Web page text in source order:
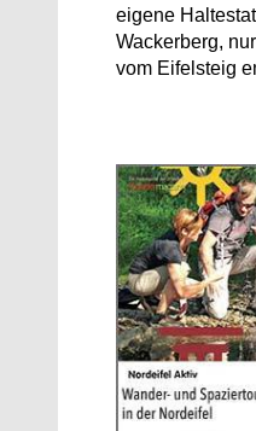
eigene
Wackerberg,
vom Eifelsteig